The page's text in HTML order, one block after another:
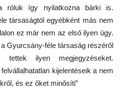
róluk így nyilatkozna bárki is.
társaságtól egyébként más nem
ez már nem az első ilyen ügy.
Gyurcsány-féle társaság részéről
ilyen megjegyzéseket.
kijelentéseik a nem
és ez őket minősíti”